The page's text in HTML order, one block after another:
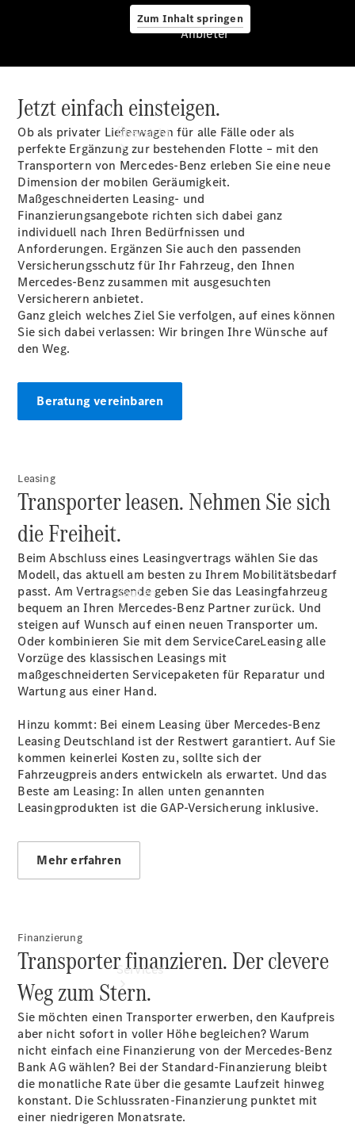
Zum Inhalt springen
Anbieter
Übersicht
Startseite
Ansprechpartner
finden
Probefahrt
vereinbaren
vereinbaren
Tel: +49 441
Kaufen
Übersicht
Gebrauchtwagensuche
Junge
Sterne
Digitale
Extras
Services
Übersicht
Finanzdienste
Anbieter
Jetzt einfach einsteigen.
Ob als privater Lieferwagen für alle Fälle oder als
perfekte Ergänzung zur bestehenden Flotte – mit den
Transportern von Mercedes-Benz erleben Sie eine neue
Dimension der mobilen Geräumigkeit.
Maßgeschneiderten Leasing- und
Finanzierungsangebote richten sich dabei ganz
individuell nach Ihren Bedürfnissen und
Anforderungen. Ergänzen Sie auch den passenden
Versicherungsschutz für Ihr Fahrzeug, den Ihnen
Mercedes-Benz zusammen mit ausgesuchten
Versicherern anbietet.
Ganz gleich welches Ziel Sie verfolgen, auf eines können
Sie sich dabei verlassen: Wir bringen Ihre Wünsche auf
den Weg.
Beratung vereinbaren
Leasing
Transporter leasen. Nehmen Sie sich
die Freiheit.
Beim Abschluss eines Leasingvertrags wählen Sie das
Modell, das aktuell am besten zu Ihrem Mobilitätsbedarf
passt. Am Vertragsende geben Sie das Leasingfahrzeug
bequem an Ihren Mercedes-Benz Partner zurück. Und
steigen auf Wunsch auf einen neuen Transporter um.
Oder kombinieren Sie mit dem ServiceCareLeasing alle
Vorzüge des klassischen Leasings mit
maßgeschneiderten Servicepaketen für Reparatur und
Wartung aus einer Hand.
Hinzu kommt: Bei einem Leasing über Mercedes-Benz
Leasing Deutschland ist der Restwert garantiert. Auf Sie
kommen keinerlei Kosten zu, sollte sich der
Fahrzeugpreis anders entwickeln als erwartet. Und das
Beste am Leasing: In allen unten genannten
Leasingprodukten ist die GAP-Versicherung inklusive.
Mehr erfahren
Finanzierung
Transporter finanzieren. Der clevere
Weg zum Stern.
Sie möchten einen Transporter erwerben, den Kaufpreis
aber nicht sofort in voller Höhe begleichen? Warum
nicht einfach eine Finanzierung von der Mercedes-Benz
Bank AG wählen? Bei der Standard-Finanzierung bleibt
die monatliche Rate über die gesamte Laufzeit hinweg
konstant. Die Schlussraten-Finanzierung punktet mit
einer niedrigeren Monatsrate.